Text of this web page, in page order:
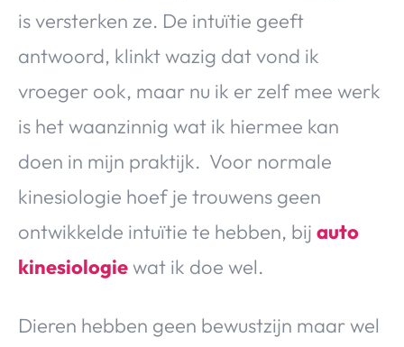
is versterken ze. De intuïtie geeft
antwoord, klinkt wazig dat vond ik
vroeger ook, maar nu ik er zelf mee werk
is het waanzinnig wat ik hiermee kan
doen in mijn praktijk. Voor normale
kinesiologie hoef je trouwens geen
ontwikkelde intuïtie te hebben, bij auto
kinesiologiewat ik doe wel.
Dieren hebben geen bewustzijn maar wel